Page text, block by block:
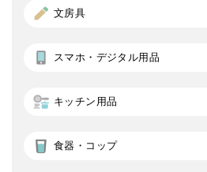
文房具
スマホ・デジタル用品
キッチン用品
食器・コップ